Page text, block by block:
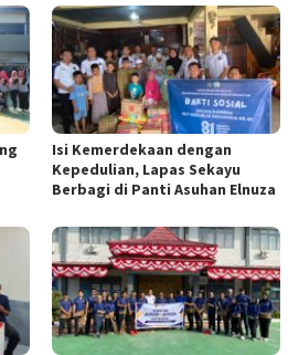
Isi Kemerdekaan dengan
Kepedulian, Lapas Sekayu
Berbagi di Panti Asuhan Elnuza